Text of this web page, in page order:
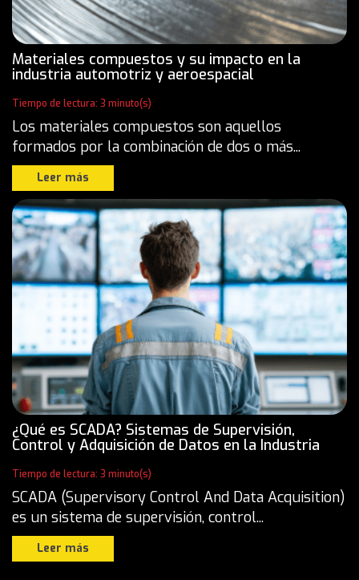
Materiales compuestos y su impacto en la
industria automotriz y aeroespacial
Tiempo de lectura: 3 minuto(s)
Los materiales compuestos son aquellos
formados por la combinación de dos o más...
Leer más
¿Qué es SCADA? Sistemas de Supervisión,
Control y Adquisición de Datos en la Industria
Tiempo de lectura: 3 minuto(s)
SCADA (Supervisory Control And Data Acquisition)
es un sistema de supervisión, control...
Leer más